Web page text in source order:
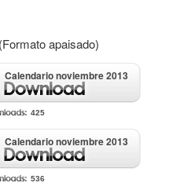
apaisado)
Calendario noviembre 2013
425
Calendario noviembre 2013
536